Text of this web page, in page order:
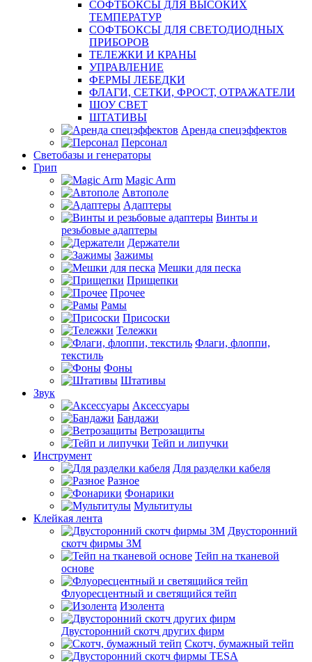
СОФТБОКСЫ ДЛЯ ВЫСОКИХ
ТЕМПЕРАТУР
СОФТБОКСЫ ДЛЯ СВЕТОДИОДНЫХ
ПРИБОРОВ
ТЕЛЕЖКИ И КРАНЫ
УПРАВЛЕНИЕ
ФЕРМЫ ЛЕБЕДКИ
ФЛАГИ, СЕТКИ, ФРОСТ, ОТРАЖАТЕЛИ
ШОУ СВЕТ
ШТАТИВЫ
Аренда спецэффектов
Персонал
Светобазы и генераторы
Грип
Magic Arm
Автополе
Адаптеры
Винты и
резьбовые адаптеры
Держатели
Зажимы
Мешки для песка
Прищепки
Прочее
Рамы
Присоски
Тележки
Флаги, флоппи,
текстиль
Фоны
Штативы
Звук
Аксессуары
Бандажи
Ветрозащиты
Тейп и липучки
Инструмент
Для разделки кабеля
Разное
Фонарики
Мультитулы
Клейкая лента
Двусторонний
скотч фирмы 3M
Тейп на тканевой
основе
Флуоресцентный и светящийся тейп
Изолента
Двусторонний скотч других фирм
Скотч, бумажный тейп